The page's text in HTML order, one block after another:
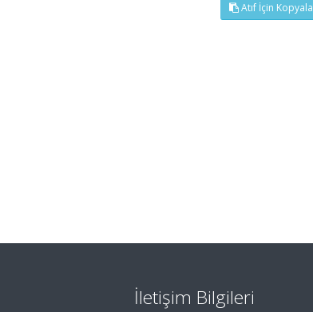
Atıf İçin Kopyala
İletişim Bilgileri